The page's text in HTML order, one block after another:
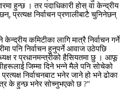
हुन्छ । तर पदाधिकारी होस् वा केन्द्रीय
प्रत्यक्ष निर्वाचन प्रणालीबाटै चुनिनेछन्
कमिटीका लागि मात्रै निर्वाचन गर्ने
पनि निर्वाचन हुनुपर्ने आवाज उठेपछि
र प्रधानमन्त्रीको हैसियतमा छु । आफू
जिम्मा दिने भन्ने मैले पनि सोचेको
निर्वाचनबाट भनेर जाने हो भने ढोका
के हुन्छ भनेर सोच्नुभएको छ ?"